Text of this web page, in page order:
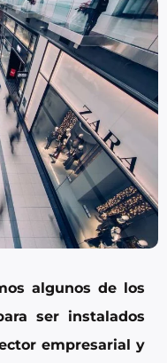
algunos de los
ser instalados
empresarial y